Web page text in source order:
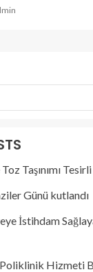
Taşınımı
Günü kutlandı
İstihdam
Poliklinik Hizmeti